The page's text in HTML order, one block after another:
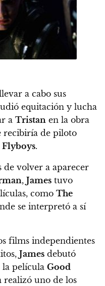
a cabo sus
equitación y lucha
a Tristan en la obra
recibiría de piloto
Flyboys.
de volver a aparecer
, James tuvo
, como The
se interpretó a sí
films independientes
James debutó
película Good
realizó uno de los